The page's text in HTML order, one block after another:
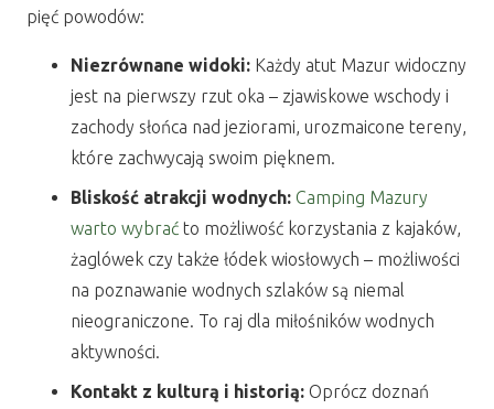
pięć powodów:
Niezrównane widoki: Każdy atut Mazur widoczny
jest na pierwszy rzut oka – zjawiskowe wschody i
zachody słońca nad jeziorami, urozmaicone tereny,
które zachwycają swoim pięknem.
Bliskość atrakcji wodnych: Camping Mazury
warto wybrać to możliwość korzystania z kajaków,
żaglówek czy także łódek wiosłowych – możliwości
na poznawanie wodnych szlaków są niemal
nieograniczone. To raj dla miłośników wodnych
aktywności.
Kontakt z kulturą i historią: Oprócz doznań